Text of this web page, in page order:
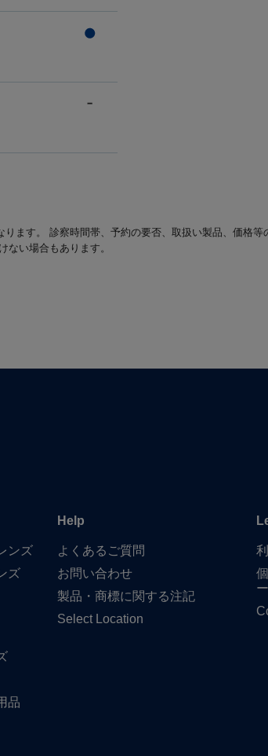
ます。 診察時間帯、予約の要否、取扱い製品、価格等
ない場合もあります。
ンズ
ズ
品
Help
よく​ある​ご質問
お問い​合わせ
製品・商標に​関する​注記
Select Location